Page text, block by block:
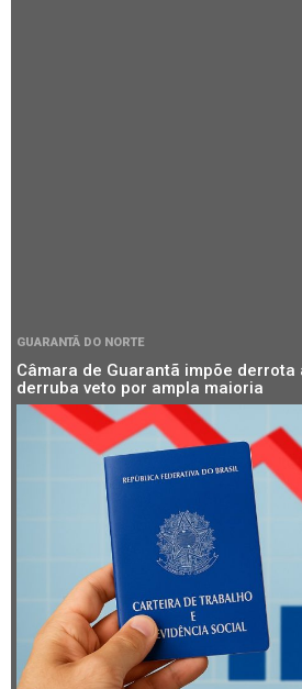
GUARANTÃ DO NORTE
Câmara de Guarantã impõe
derruba veto por ampla maioria